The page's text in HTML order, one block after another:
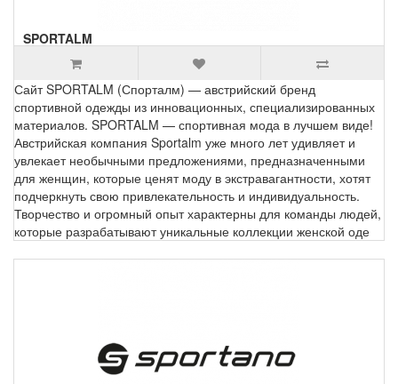
SPORTALM
Сайт SPORTALM (Спорталм) — австрийский бренд
спортивной одежды из инновационных, специализированных
материалов. SPORTALM — спортивная мода в лучшем виде!
Австрийская компания Sportalm уже много лет удивляет и
увлекает необычными предложениями, предназначенными
для женщин, которые ценят моду в экстравагантности, хотят
подчеркнуть свою привлекательность и индивидуальность.
Творчество и огромный опыт характерны для команды людей,
которые разрабатывают уникальные коллекции женской оде